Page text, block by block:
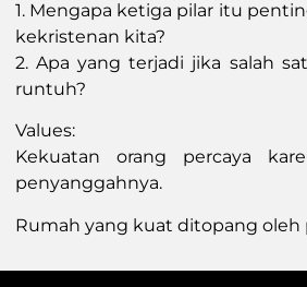
1. Mengapa ketiga pilar itu
kekristenan kita?
2. Apa yang terjadi jika salah
runtuh?
Values:
Kekuatan orang percaya
penyanggahnya.
Rumah yang kuat ditopang oleh